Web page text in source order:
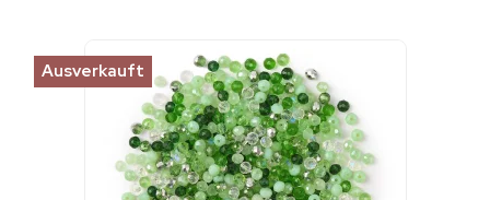
Ausverkauft